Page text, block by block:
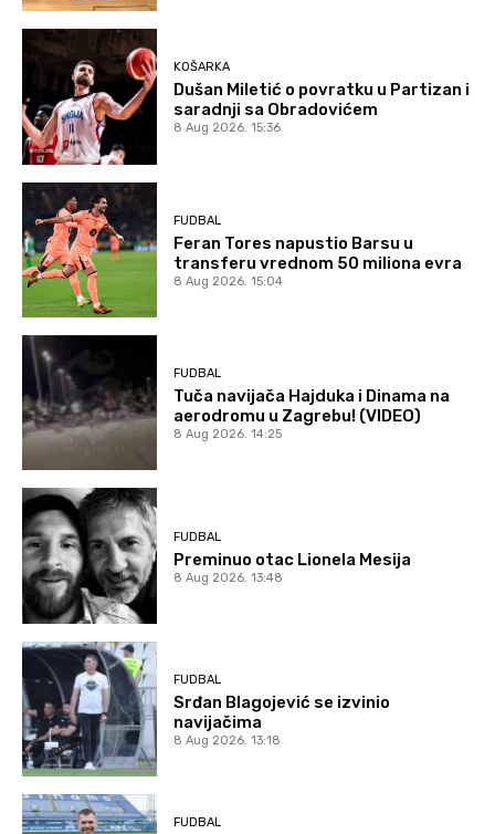
KOŠARKA
Dušan Miletić o povratku u Partizan i
saradnji sa Obradovićem
8 Aug 2026. 15:36
FUDBAL
Feran Tores napustio Barsu u
transferu vrednom 50 miliona evra
8 Aug 2026. 15:04
FUDBAL
Tuča navijača Hajduka i Dinama na
aerodromu u Zagrebu! (VIDEO)
8 Aug 2026. 14:25
FUDBAL
Preminuo otac Lionela Mesija
8 Aug 2026. 13:48
FUDBAL
Srđan Blagojević se izvinio
navijačima
8 Aug 2026. 13:18
FUDBAL